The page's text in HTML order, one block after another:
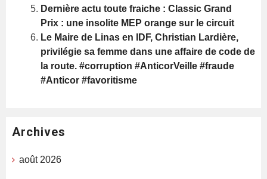
Dernière actu toute fraiche : Classic Grand
Prix : une insolite MEP orange sur le circuit
Le Maire de Linas en IDF, Christian Lardière,
privilégie sa femme dans une affaire de code de
la route. #corruption #AnticorVeille #fraude
#Anticor #favoritisme
Archives
août 2026